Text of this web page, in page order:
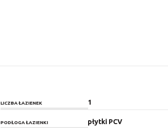
LICZBA ŁAZIENEK 1
PODŁOGA ŁAZIENKI płytki PCV